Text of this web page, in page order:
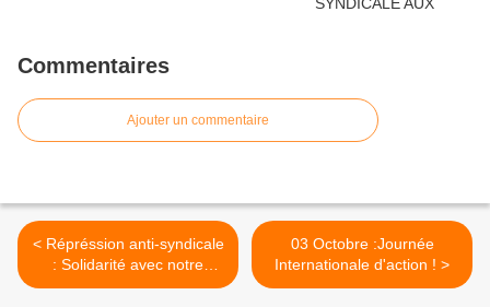
Commentaires
Ajouter un commentaire
< Répréssion anti-syndicale
: Solidarité avec notre
camarade Marcelline
03 Octobre :Journée
Internationale d'action ! >